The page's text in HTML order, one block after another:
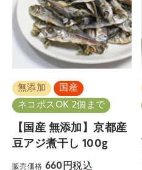
無添加
国産
ネコポスOK 2個まで
【国産 無添加】京都産
豆アジ煮干し 100g
販売価格 660 税込